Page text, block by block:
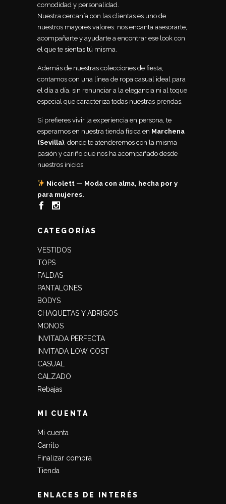
comodidad y personalidad.
Nuestra cercanía con las clientas es uno de
nuestros mayores valores: nos encanta asesorarte,
acompañarte y ayudarte a encontrar ese look con
el que te sientas tú misma.
Además de nuestras colecciones de fiesta,
contamos con una línea de ropa casual ideal para
el día a día, sin renunciar a la elegancia ni al toque
especial que caracteriza todas nuestras prendas.
Si prefieres vivir la experiencia en persona, te
esperamos en nuestra tienda física en Marchena
(Sevilla) , donde te atenderemos con la misma
pasión y cariño que nos ha acompañado desde
nuestros inicios.
Nicolett — Moda con alma, hecha por y
para mujeres.
CATEGORÍAS
VESTIDOS
TOPS
FALDAS
PANTALONES
BODYS
CHAQUETAS Y ABRIGOS
MONOS
INVITADA PERFECTA
INVITADA LOW COST
CASUAL
CALZADO
Rebajas
MI CUENTA
Mi cuenta
Carrito
Finalizar compra
Tienda
ENLACES DE INTERÉS